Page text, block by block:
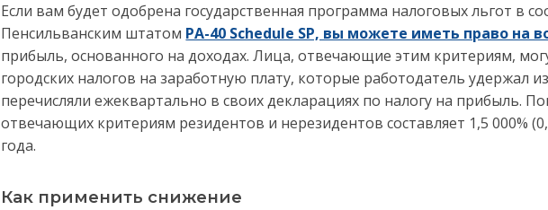
Если вам будет одобрена государственная программа налоговых льгот в
Пенсильванским штатом PA-40 Schedule SP, вы можете иметь право на
прибыль, основанного на доходах. Лица, отвечающие этим критериям,
городских налогов на заработную плату, которые работодатель удержал
перечисляли ежеквартально в своих декларациях по налогу на прибыль.
отвечающих критериям резидентов и нерезидентов составляет 1,5 000%
года.
Как применить снижение